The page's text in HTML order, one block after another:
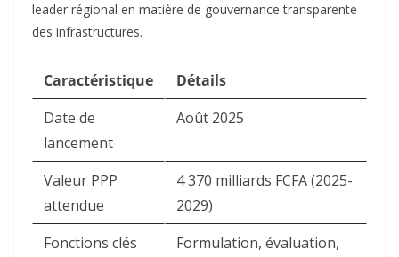
leader régional en matière de gouvernance transparente
des infrastructures.​
Caractéristique
Détails
Date de
lancement
Août 2025
Valeur PPP
attendue
4 370 milliards FCFA (2025-
2029)
Fonctions clés
Formulation, évaluation,